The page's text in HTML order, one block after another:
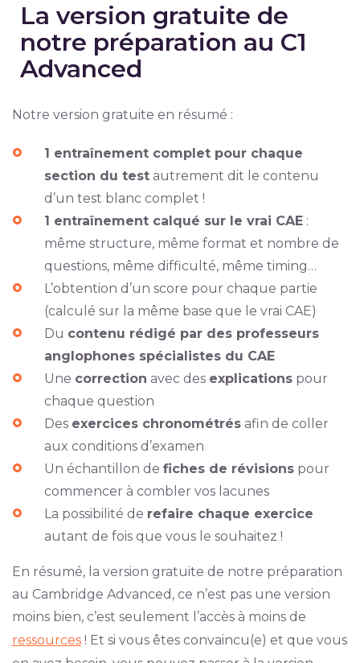
La version gratuite de
notre préparation au C1
Advanced
Notre version gratuite en résumé :
1 entraînement complet pour chaque
section du testautrement dit le contenu
d’un test blanc complet !
1 entraînement calqué sur le vrai CAE:
même structure, même format et nombre de
questions, même difficulté, même timing…
L’obtention d’un score pour chaque partie
(calculé sur la même base que le vrai CAE)
Du contenu rédigé par des professeurs
anglophones spécialistes du CAE
Une correction avec des explicationspour
chaque question
Des exercices chronométrésafin de coller
aux conditions d’examen
Un échantillon de fiches de révisionspour
commencer à combler vos lacunes
La possibilité de refaire chaque exercice
autant de fois que vous le souhaitez !
En résumé, la version gratuite de notre préparation
au Cambridge Advanced, ce n’est pas une version
moins bien, c’est seulement l’accès à moins de
ressources! Et si vous êtes convaincu(e) et que vous